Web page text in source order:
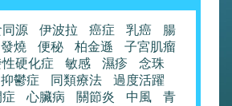
源 伊波拉 癌症 乳癌
腸
發燒
便秘 柏金遜
子宮肌瘤
硬化症
敏感 濕疹
念珠
抑鬱症
同類療法
過度活躍
心臟病 關節炎 中風
青